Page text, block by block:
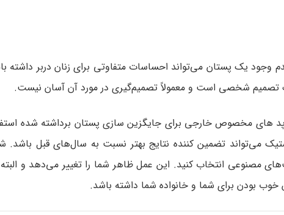
یک پستان می‌تواند احساسات متفاوتی برای زنان دربر داشته
تصمیم شخصی است و معمولاً تصمیم‌گیری در مورد آن آسان نیست.
پد های مخصوص خارجی برای جایگزین سازی پستان برداشته شده
می‌تواند تضمین کننده نتایج بهتر نسبت به سال‌های قبل باشد.
مصنوعی انتخاب کنید. این عمل ظاهر شما را تغییر می‌دهد و البته
بودن برای شما و خانواده شما داشته باشد.